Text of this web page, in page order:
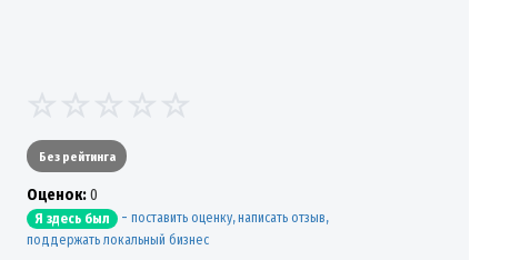
Без рейтинга
Oценок:0
Я здесь был -поставить оценку, написать отзыв,
поддержать локальный бизнес